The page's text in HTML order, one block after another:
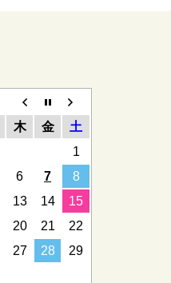
木 金
土
1
6 7
8
13 14
15
20 21
22
27 28
29